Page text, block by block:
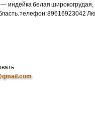
индейка белая
телефон: 89616923042